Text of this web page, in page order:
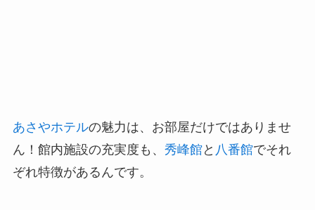
あさやホテルの魅力は、お部屋だけではありませ
ん！館内施設の充実度も、 秀峰館と 八番館でそれ
ぞれ特徴があるんです。